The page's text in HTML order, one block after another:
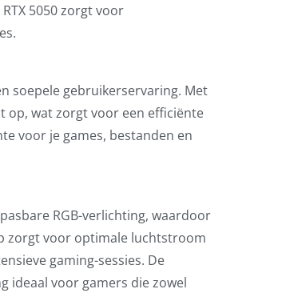
5050 zorgt voor
soepele gebruikerservaring. Met
op, wat zorgt voor een efficiënte
voor je games, bestanden en
RGB-verlichting, waardoor
zorgt voor optimale luchtstroom
gaming-sessies. De
ideaal voor gamers die zowel